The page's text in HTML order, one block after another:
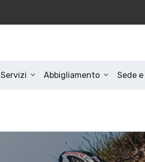
Servizi Abbigliamento Sede